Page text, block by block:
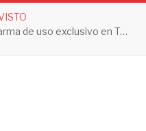
Condenan a hombre por portar arma de uso exclusivo en Tepic